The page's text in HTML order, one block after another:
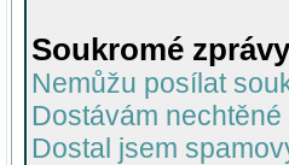
Soukromé zprávy
Nemůžu posílat
Dostávám
Dostal jsem